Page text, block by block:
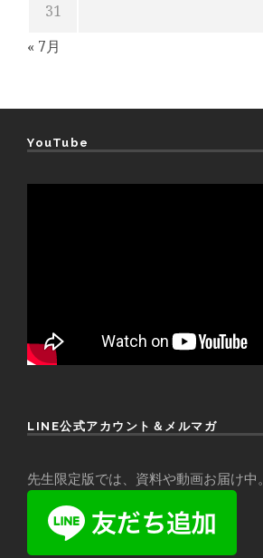
31
« 7月
YouTube
LINE公式アカウント＆メルマガ
先生限定版では、資料や動画お届け中。